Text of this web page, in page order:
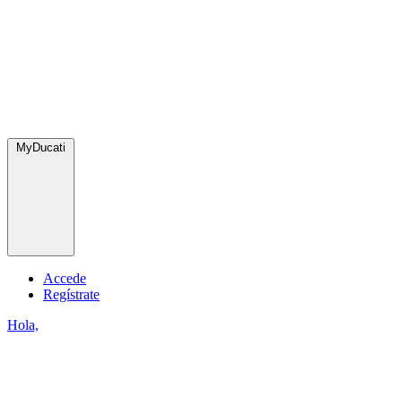
MyDucati
Accede
Regístrate
Hola,